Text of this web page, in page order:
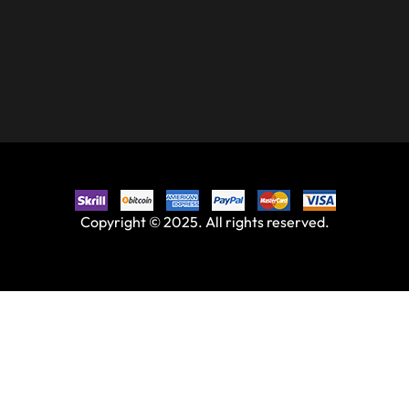
Copyright © 2025. All rights reserved.